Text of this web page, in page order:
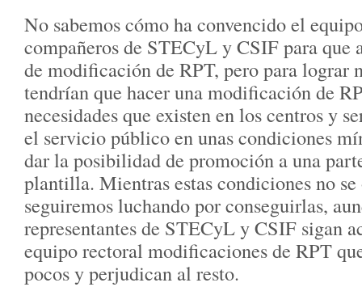
No sabemos cómo ha convencido el
compañeros de STECyL y CSIF para que
de modificación de RPT, pero para lograr
tendrían que hacer una modificación de
necesidades que existen en los centros y
el servicio público en unas condiciones
dar la posibilidad de promoción a una
plantilla. Mientras estas condiciones no
seguiremos luchando por conseguirlas,
representantes de STECyL y CSIF sigan
equipo rectoral modificaciones de RPT
pocos y perjudican al resto.